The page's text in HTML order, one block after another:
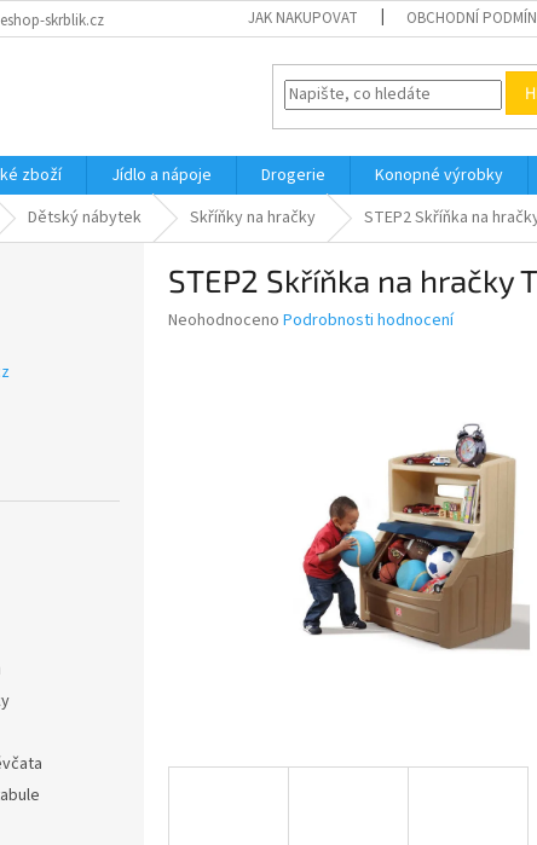
skrblik.cz JAK NAKUPOVAT OBCHODNÍ
zboží Jídlo a nápoje Drogerie Konopné výrobky
Dětský nábytek Skříňky na hračky STEP2 Skříňka na
STEP2 Skříňka na hračky
Průměrné
Neohodnoceno Podrobnosti hodnocení